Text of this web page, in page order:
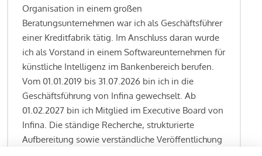
Organisation in einem großen
Beratungsunternehmen war ich als Geschäftsführer
einer Kreditfabrik tätig. Im Anschluss daran wurde
ich als Vorstand in einem Softwareunternehmen für
künstliche Intelligenz im Bankenbereich berufen.
Vom 01.01.2019 bis 31.07.2026 bin ich in die
Geschäftsführung von Infina gewechselt. Ab
01.02.2027 bin ich Mitglied im Executive Board von
Infina. Die ständige Recherche, strukturierte
Aufbereitung sowie verständliche Veröffentlichung